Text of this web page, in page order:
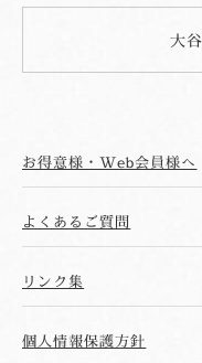
大
お得意様・Web会員様へ
よくあるご質問
リンク集
個人情報保護方針